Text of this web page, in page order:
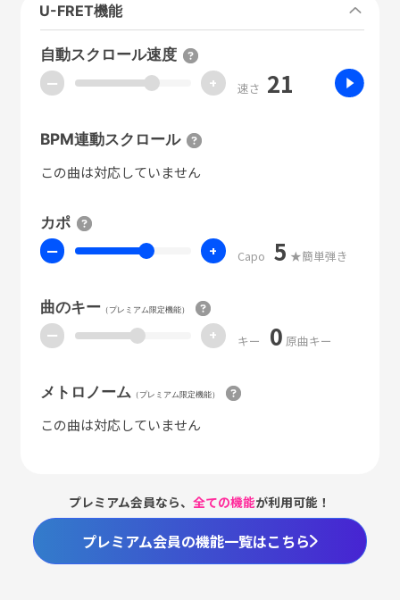
U-FRET機能
自動スクロール速度
ー + 速さ 21
BPM連動スクロール
この曲は対応していません
カポ
ー + Capo 5 ★簡単弾き
曲のキー（プレミアム限定機能）
ー + キー 0 原曲キー
メトロノーム （プレミアム限定機能）
この曲は対応していません
プレミアム会員なら、全ての機能が利用可能！
プレミアム会員の機能一覧はこちら